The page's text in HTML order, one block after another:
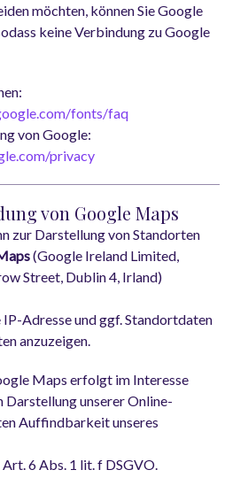
möchten, können Sie Google
keine Verbindung zu Google
fonts/faq
von Google:
privacy
von Google Maps
zur Darstellung von Standorten
(Google Ireland Limited,
Street, Dublin 4, Irland)
Adresse und ggf. Standortdaten
anzuzeigen.
Maps erfolgt im Interesse
Darstellung unserer Online-
Auffindbarkeit unseres
6 Abs. 1 lit. f DSGVO.